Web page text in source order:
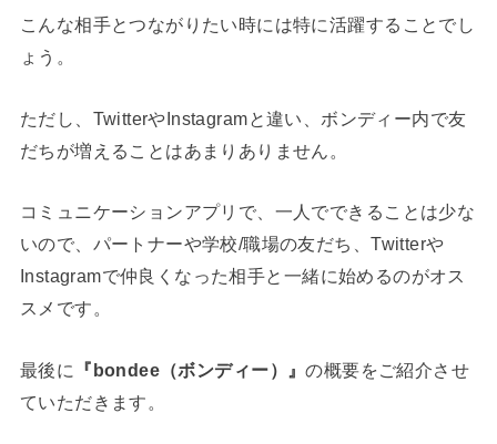
こんな相手とつながりたい時には特に活躍することでし
ょう。
ただし、TwitterやInstagramと違い、ボンディー内で友
だちが増えることはあまりありません。
コミュニケーションアプリで、一人でできることは少な
いので、パートナーや学校/職場の友だち、Twitterや
Instagramで仲良くなった相手と一緒に始めるのがオス
スメです。
最後に 『bondee（ボンディー）』の概要をご紹介させ
ていただきます。